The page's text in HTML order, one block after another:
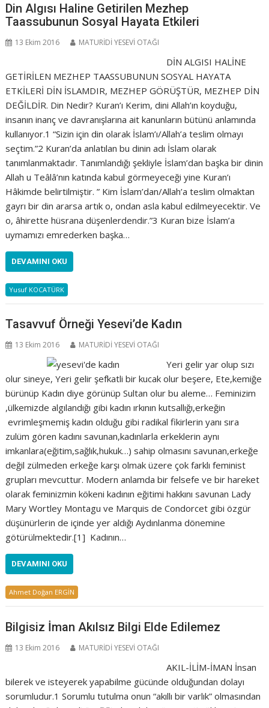
Din Algısı Haline Getirilen Mezhep
Taassubunun Sosyal Hayata Etkileri
13 Ekim 2016 MATURİDİ YESEVİ OTAĞI
DİN ALGISI HALİNE
GETİRİLEN MEZHEP TAASSUBUNUN SOSYAL HAYATA
ETKİLERİ DİN İSLAMDIR, MEZHEP GÖRÜŞTÜR, MEZHEP DİN
DEĞİLDİR. Din Nedir? Kuran’ı Kerim, dini Allah’ın koyduğu,
insanın inanç ve davranışlarına ait kanunların bütünü anlamında
kullanıyor.1 “Sizin için din olarak İslam’ı/Allah’a teslim olmayı
seçtim.”2 Kuran’da anlatılan bu dinin adı İslam olarak
tanımlanmaktadır. Tanımlandığı şekliyle İslam’dan başka bir dinin
Allah u Teâlâ’nın katında kabul görmeyeceği yine Kuran’ı
Hâkimde belirtilmiştir. ” Kim İslam’dan/Allah’a teslim olmaktan
gayrı bir din ararsa artık o, ondan asla kabul edilmeyecektir. Ve
o, âhirette hüsrana düşenlerdendir.”3 Kuran bize İslam’a
uymamızı emrederken başka…
DEVAMINI OKU
Yusuf KOCATÜRK
Tasavvuf Örneği Yesevi’de Kadın
13 Ekim 2016 MATURİDİ YESEVİ OTAĞI
Yeri gelir yar olup sızı
olur sineye, Yeri gelir şefkatli bir kucak olur beşere, Ete,kemiğe
bürünüp Kadın diye görünüp Sultan olur bu aleme… Feminizim
,ülkemizde algılandığı gibi kadın ırkının kutsallığı,erkeğin
evrimleşmemiş kadın olduğu gibi radikal fikirlerin yanı sıra
zulüm gören kadını savunan,kadınlarla erkeklerin aynı
imkanlara(eğitim,sağlık,hukuk…) sahip olmasını savunan,erkeğe
değil zülmeden erkeğe karşı olmak üzere çok farklı feminist
grupları mevcuttur. Modern anlamda bir felsefe ve bir hareket
olarak feminizmin kökeni kadının eğitimi hakkını savunan Lady
Mary Wortley Montagu ve Marquis de Condorcet gibi özgür
düşünürlerin de içinde yer aldığı Aydınlanma dönemine
götürülmektedir.[1] Kadının…
DEVAMINI OKU
Ahmet Doğan ERGİN
Bilgisiz İman Akılsız Bilgi Elde Edilemez
13 Ekim 2016 MATURİDİ YESEVİ OTAĞI
AKIL-İLİM-İMAN İnsan
bilerek ve isteyerek yapabilme gücünde olduğundan dolayı
sorumludur.1 Sorumlu tutulma onun “akıllı bir varlık” olmasından